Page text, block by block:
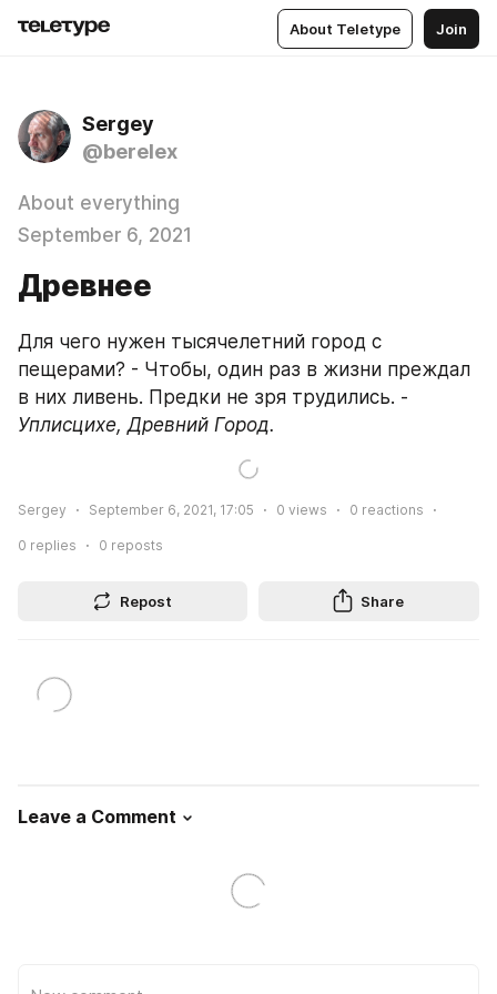
About Teletype Join
Sergey
@berelex
About everything
September 6, 2021
Древнее
Для чего нужен тысячелетний город с
пещерами? - Чтобы, один раз в жизни преждал
Уплисцихе, Древний Город.
Sergey September 6, 2021, 17:05 0 views 0 reactions
0 replies 0 reposts
Repost Share
Leave a Comment